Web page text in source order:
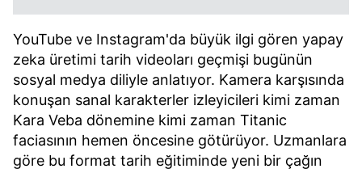
YouTube ve Instagram'da büyük ilgi gören yapay
zeka üretimi tarih videoları geçmişi bugünün
sosyal medya diliyle anlatıyor. Kamera karşısında
konuşan sanal karakterler izleyicileri kimi zaman
Kara Veba dönemine kimi zaman Titanic
faciasının hemen öncesine götürüyor. Uzmanlara
göre bu format tarih eğitiminde yeni bir çağın